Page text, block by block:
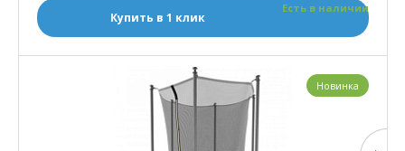
Есть в наличии
Купить в 1 клик
Новинка